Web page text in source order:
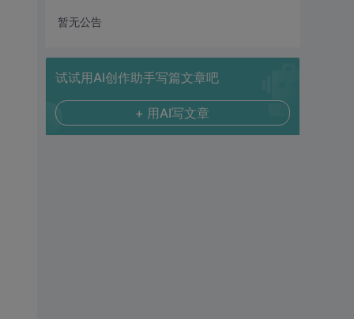
暂无公告
试试用AI创作助手写篇文章吧
+ 用AI写文章